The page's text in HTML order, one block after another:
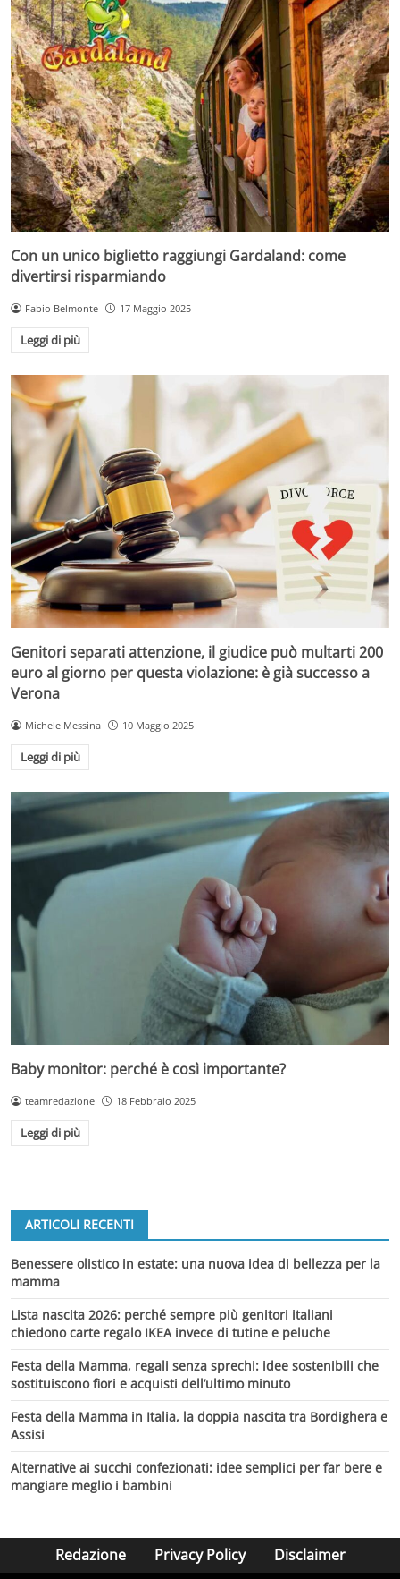
Con un unico biglietto raggiungi Gardaland: come
divertirsi risparmiando
Fabio Belmonte 17 Maggio 2025
Leggi di più
Genitori separati attenzione, il giudice può multarti 200
euro al giorno per questa violazione: è già successo a
Verona
Michele Messina 10 Maggio 2025
Leggi di più
Baby monitor: perché è così importante?
teamredazione 18 Febbraio 2025
Leggi di più
ARTICOLI RECENTI
Benessere olistico in estate: una nuova idea di bellezza per la
mamma
Lista nascita 2026: perché sempre più genitori italiani
chiedono carte regalo IKEA invece di tutine e peluche
Festa della Mamma, regali senza sprechi: idee sostenibili che
sostituiscono fiori e acquisti dell’ultimo minuto
Festa della Mamma in Italia, la doppia nascita tra Bordighera e
Assisi
Alternative ai succhi confezionati: idee semplici per far bere e
mangiare meglio i bambini
Redazione Privacy Policy Disclaimer